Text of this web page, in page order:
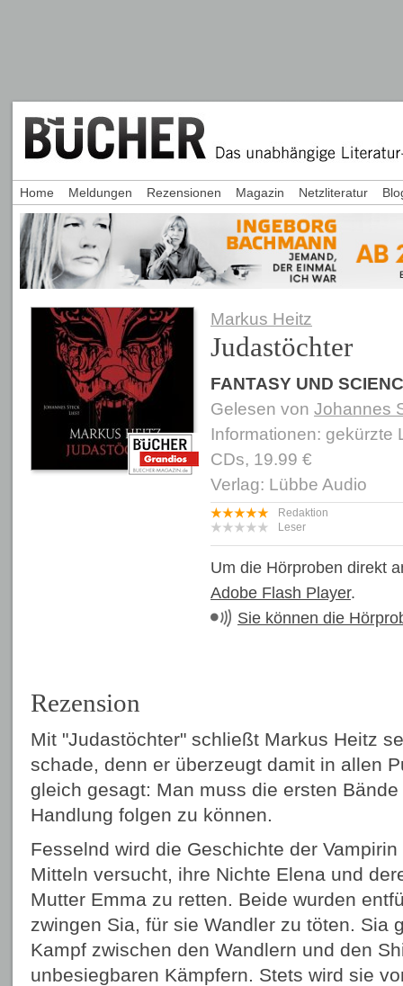
Markus Heitz
Judastöchter
FANTASY UND
Gelesen von Johannes
Informationen: gekürzte
CDs, 19.99 €
Verlag: Lübbe Audio
Redaktion
Leser
Um die Hörproben direkt
Adobe Flash Player.
Sie können die
Rezension
Mit "Judastöchter" schließt Markus Heitz
schade, denn er überzeugt damit in allen
gleich gesagt: Man muss die ersten
Handlung folgen zu können.
Fesselnd wird die Geschichte der
Mitteln versucht, ihre Nichte Elena und
Mutter Emma zu retten. Beide wurden
zwingen Sia, für sie Wandler zu töten. Sia
Kampf zwischen den Wandlern und den
unbesiegbaren Kämpfern. Stets wird sie
Home Meldungen Rezensionen Magazin Netzliteratur